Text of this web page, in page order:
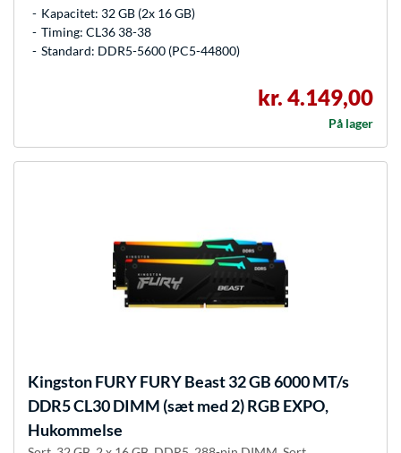
Kapacitet: 32 GB (2x 16 GB)
Timing: CL36 38-38
Standard: DDR5-5600 (PC5-44800)
kr. 4.149,00
På lager
Kingston FURYFURY Beast 32 GB 6000 MT/s
DDR5 CL30 DIMM (sæt med 2) RGB EXPO,
Hukommelse